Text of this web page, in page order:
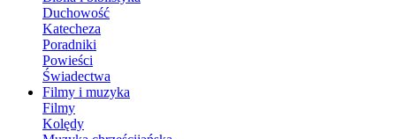
Duchowość
Katecheza
Poradniki
Powieści
Świadectwa
Filmy i muzyka
Filmy
Kolędy